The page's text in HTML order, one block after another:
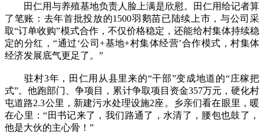
田仁用与养殖基地负责人脸上满是欣慰。田仁用给记者算
了笔账：去年首批投放的1500羽鹅苗已陆续上市，与公司采
取“订单收购”模式合作，不仅价格稳定，还能给村集体持续稳
定的分红，“通过‘公司+基地+村集体经营’合作模式，村集体
经济发展底气更足了。”
驻村3年，田仁用从县里来的“干部”变成地道的“庄稼把
式”。他跑部门、争项目，累计争取项目资金357万元，硬化村
屯道路2.3公里，新建污水处理设施2座。乡亲们看在眼里，暖
在心里：“田书记来了，我们路通了，水清了，腰包也鼓了，
他是大伙的主心骨！”